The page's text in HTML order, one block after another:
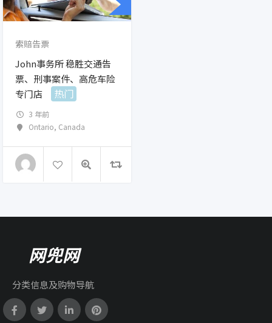
索赔告票
John事务所 稳胜交通告
票、刑事案件、高危车险
专门店
热门
3 年前
Ontario, Canada
网兜网
分类信息及购物导航